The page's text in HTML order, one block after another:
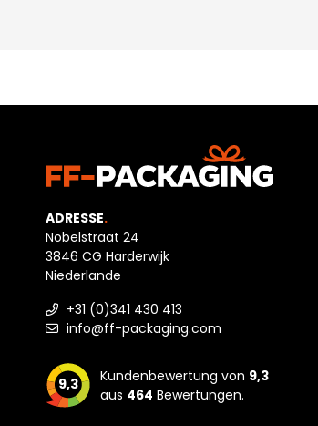
ADRESSE.
Nobelstraat 24
3846 CG Harderwijk
Niederlande
+31 (0)341 430 413
info@ff-packaging.com
9,3 Kundenbewertung von 9,3
aus 464 Bewertungen.